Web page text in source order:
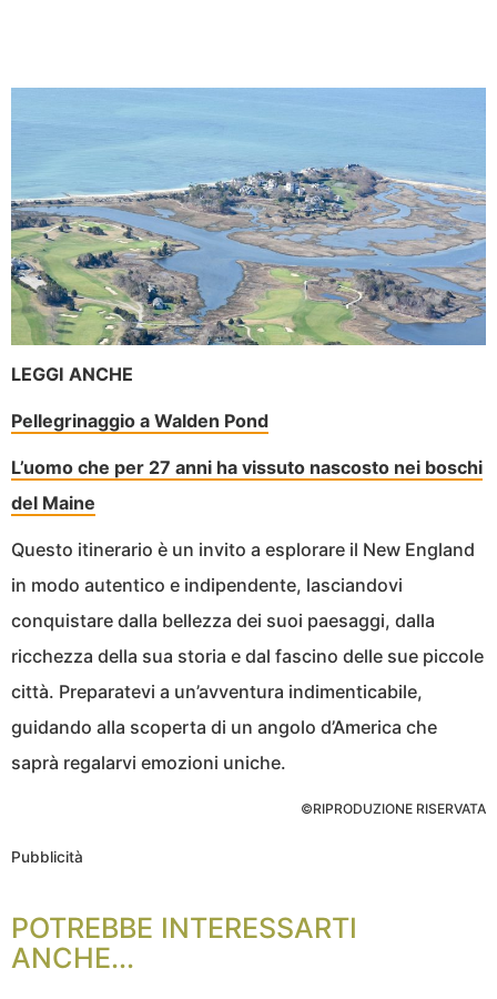
LEGGI ANCHE
Pellegrinaggio a Walden Pond
L’uomo che per 27 anni ha vissuto nascosto nei boschi
del Maine
Questo itinerario è un invito a esplorare il New England
in modo autentico e indipendente, lasciandovi
conquistare dalla bellezza dei suoi paesaggi, dalla
ricchezza della sua storia e dal fascino delle sue piccole
città. Preparatevi a un’avventura indimenticabile,
guidando alla scoperta di un angolo d’America che
saprà regalarvi emozioni uniche.
©RIPRODUZIONE RISERVATA
Pubblicità
POTREBBE INTERESSARTI
ANCHE...